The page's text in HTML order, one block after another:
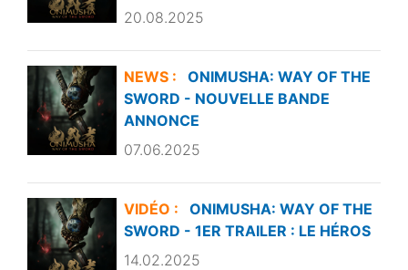
20.08.2025
NEWS :
ONIMUSHA: WAY OF THE
SWORD - NOUVELLE BANDE
ANNONCE
07.06.2025
VIDÉO :
ONIMUSHA: WAY OF THE
SWORD - 1ER TRAILER : LE HÉROS
14.02.2025